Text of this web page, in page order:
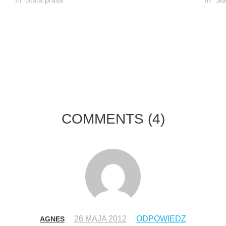
COMMENTS (4)
AGNES 26 MAJA 2012 ODPOWIEDZ